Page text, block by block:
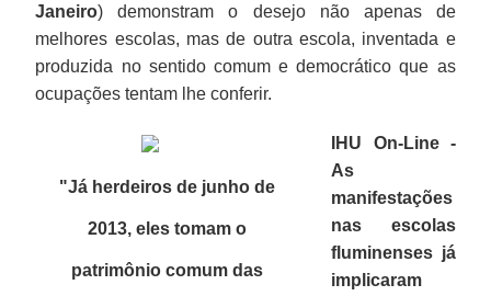
Janeiro) demonstram o desejo não apenas de
melhores escolas, mas de outra escola, inventada e
produzida no sentido comum e democrático que as
ocupações tentam lhe conferir.
"Já herdeiros de junho de
2013, eles tomam o
patrimônio comum das
IHU On-Line -
As
manifestações
nas escolas
fluminenses já
implicaram